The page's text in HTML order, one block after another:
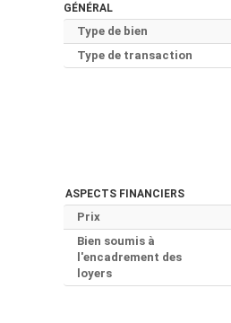
GÉNÉRAL
Type de bien
Type de transaction
ASPECTS FINANCIERS
Prix
Bien soumis à
l'encadrement des
loyers